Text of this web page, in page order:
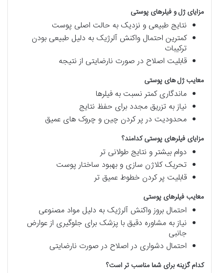
مزایای ژل و فیلرهای پوستی
نتایج طبیعی و نزدیک به حالت اصلی پوست
کمترین احتمال واکنش آلرژیک به دلیل طبیعی بودن
ترکیبات
قابلیت اصلاح در صورت نارضایتی از نتیجه
معایب ژل های پوستی
ماندگاری کمتر نسبت به فیلرها
نیاز به تزریق مجدد برای حفظ نتایج
محدودیت در پر کردن چین و چروک های عمیق
مزایای فیلرهای پوستی کدامند؟
دوام بیشتر و نتایج طولانی تر
تحریک کلاژن سازی و بهبود ساختار پوست
قابلیت پر کردن خطوط عمیق تر
معایب فیلرهای پوستی
احتمال بروز واکنش آلرژیک به دلیل مواد مصنوعی
نیاز به مشاوره دقیق با پزشک برای جلوگیری از عوارض
جانبی
احتمال دشواری در اصلاح در صورت نارضایتی
کدام گزینه برای شما مناسب تر است؟